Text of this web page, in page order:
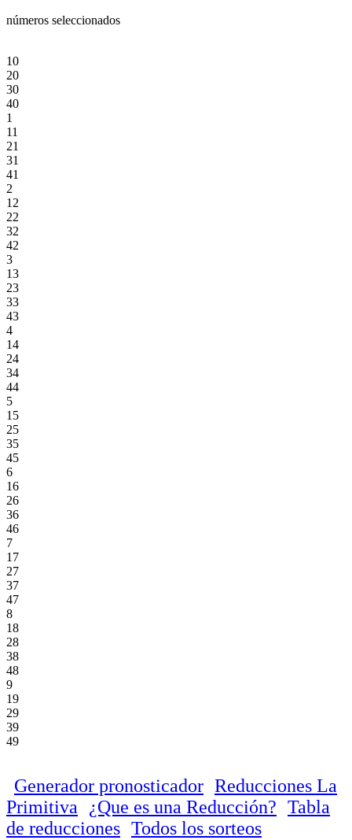
números seleccionados
10
20
30
40
1
11
21
31
41
2
12
22
32
42
3
13
23
33
43
4
14
24
34
44
5
15
25
35
45
6
16
26
36
46
7
17
27
37
47
8
18
28
38
48
9
19
29
39
49
Generador pronosticador Reducciones La
Primitiva
¿Que es una Reducción? Tabla
de reducciones Todos los sorteos